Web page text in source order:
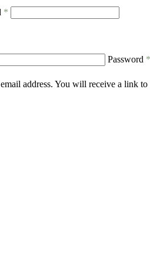
*
Password *
address. You will receive a link